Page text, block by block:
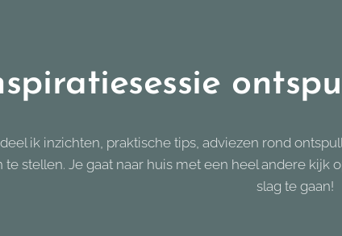
ik inzichten, praktische tips, adviezen rond
stellen. Je gaat naar huis met een heel andere kijk
slag te gaan!